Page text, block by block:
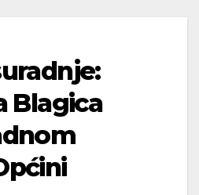
Blagica